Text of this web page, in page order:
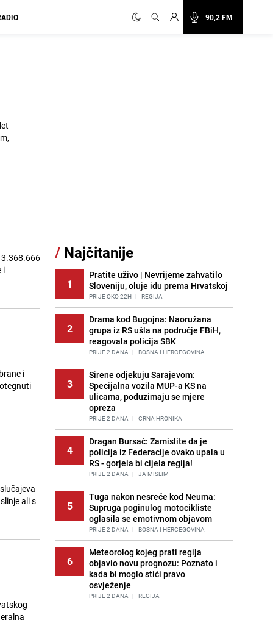
90,2 FM
3.368.666
i
ali s
/ Najčitanije
1
Pratite uživo | Nevrijeme zahvatilo
Sloveniju, oluje idu prema Hrvatskoj
PRIJE OKO 22H | REGIJA
2
Drama kod Bugojna: Naoružana
grupa iz RS ušla na područje FBiH,
reagovala policija SBK
PRIJE 2 DANA | BOSNA I HERCEGOVINA
3
Sirene odjekuju Sarajevom:
Specijalna vozila MUP-a KS na
ulicama, poduzimaju se mjere
opreza
PRIJE 2 DANA | CRNA HRONIKA
4
Dragan Bursać: Zamislite da je
policija iz Federacije ovako upala u
RS - gorjela bi cijela regija!
PRIJE 2 DANA | JA MISLIM
5
Tuga nakon nesreće kod Neuma:
Supruga poginulog motocikliste
oglasila se emotivnom objavom
PRIJE 2 DANA | BOSNA I HERCEGOVINA
6
Meteorolog kojeg prati regija
objavio novu prognozu: Poznato i
kada bi moglo stići pravo
osvježenje
PRIJE 2 DANA | REGIJA